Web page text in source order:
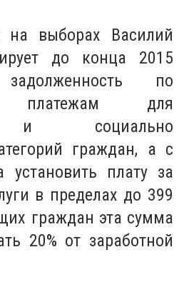
на выборах Василий
до конца 2015
задолженность по
платежам для
и социально
граждан, а с
установить плату за
в пределах до 399
граждан эта сумма
20% от заработной